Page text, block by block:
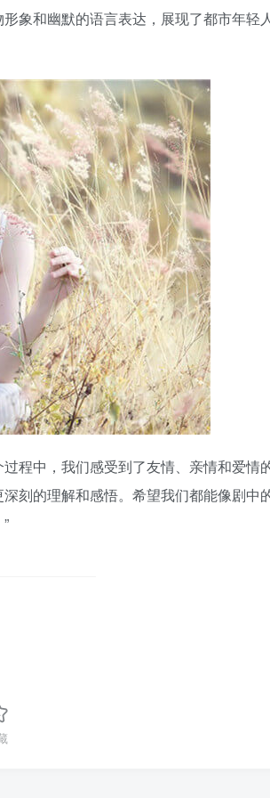
象和幽默的语言表达，展现了都市年轻
程中，我们感受到了友情、亲情和爱情
刻的理解和感悟。希望我们都能像剧中